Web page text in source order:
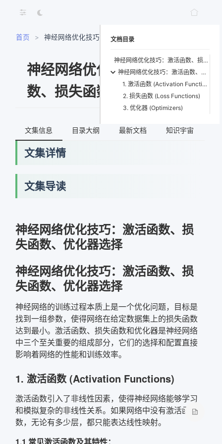
首页 >
神经网络优化技巧：激活函数、损失函数、优化器选
神经网络优化技巧：激活函
数、损失函数、优化器选择
文集信息 目录大纲 最新文档 知识宇宙
文集详情
文集导读
神经网络优化技巧：激活函数、损
失函数、优化器选择
神经网络优化技巧：激活函数、损
失函数、优化器选择
神经网络的训练过程本质上是一个优化问题，目标是
找到一组参数，使得网络在给定数据集上的损失函数
达到最小。激活函数、损失函数和优化器是神经网络
中三个至关重要的组成部分，它们的选择和配置直接
影响着网络的性能和训练效率。
1. 激活函数 (Activation Functions)
激活函数引入了非线性因素，使得神经网络能够学习
和模拟复杂的非线性关系。如果网络中没有激活函
数，无论有多少层，都只能表达线性映射。
文档目录
神经网络优化技巧：激活函数、损失函数、优化器选择
神经网络优化技巧：激活函数、损失函数、优化器选择
1. 激活函数 (Activation Functions)
2. 损失函数 (Loss Functions)
3. 优化器 (Optimizers)
网络错误
确定
复制弹框内信息